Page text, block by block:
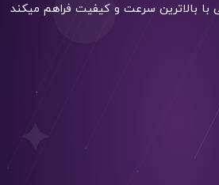
با بالاترین سرعت و کیفیت فراهم میکند